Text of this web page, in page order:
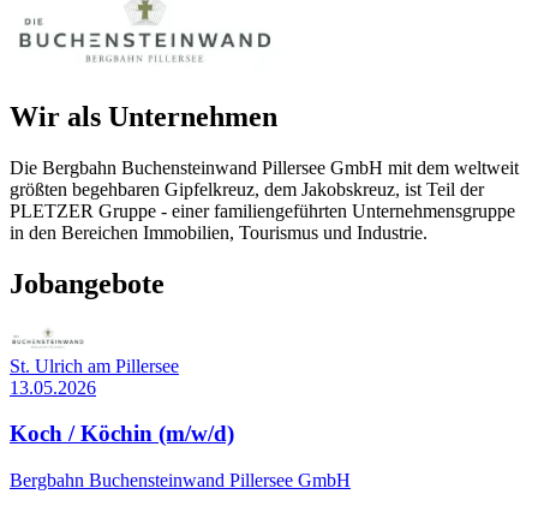
Wir als Unternehmen
Die Bergbahn Buchensteinwand Pillersee GmbH mit dem weltweit
größten begehbaren Gipfelkreuz, dem Jakobskreuz, ist Teil der
PLETZER Gruppe - einer familiengeführten Unternehmensgruppe
in den Bereichen Immobilien, Tourismus und Industrie.
Jobangebote
St. Ulrich am Pillersee
13.05.2026
Koch / Köchin (m/w/d)
Bergbahn Buchensteinwand Pillersee GmbH